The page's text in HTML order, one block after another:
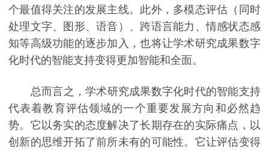
个最值得关注的发展主线。此外，多模态评估（同时
处理文字、图形、语音）、跨语言能力、情感状态感
知等高级功能的逐步加入，也将让学术研究成果数字
化时代的智能支持变得更加智能和全面。
总而言之，学术研究成果数字化时代的智能支持
代表着教育评估领域的一个重要发展方向和必然趋
势。它以务实的态度解决了长期存在的实际痛点，以
创新的思维开拓了前所未有的可能性。它让评估变得